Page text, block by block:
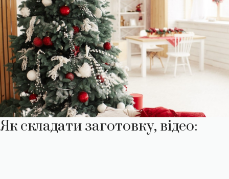
Як складати заготовку, відео: